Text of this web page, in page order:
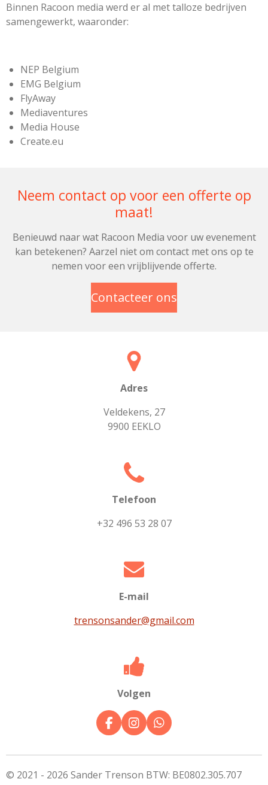
Binnen Racoon media werd er al met talloze bedrijven
samengewerkt, waaronder:
NEP Belgium
EMG Belgium
FlyAway
Mediaventures
Media House
Create.eu
Neem contact op voor een offerte op
maat!
Benieuwd naar wat Racoon Media voor uw evenement
kan betekenen? Aarzel niet om contact met ons op te
nemen voor een vrijblijvende offerte.
Contacteer ons
Adres
Veldekens, 27
9900 EEKLO
Telefoon
+32 496 53 28 07
E-mail
trensonsander@gmail.com
Volgen
F
a
b
I
n
a
W
h
s
© 2021 - 2026 Sander Trenson BTW: BE0802.305.707